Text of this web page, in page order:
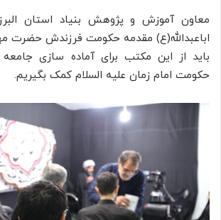
معاون آموزش و پژوهش بنیاد استان
اباعبدالله(ع) مقدمه حکومت فرزندش حضرت
باید از این مکتب برای آماده سازی
حکومت امام زمان علیه السلام کمک بگیریم.